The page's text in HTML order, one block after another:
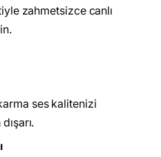
zahmetsizce canlı
ses kalitenizi